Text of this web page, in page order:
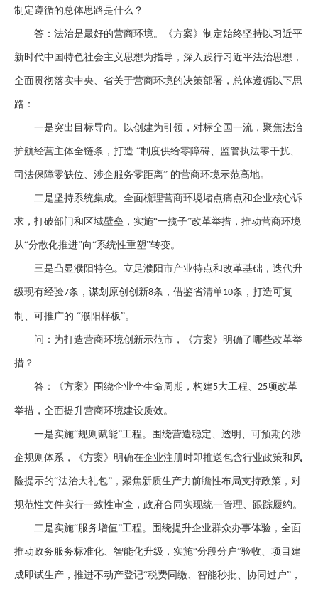
制定遵循的总体思路是什么？
答：法治是最好的营商环境。《方案》制定始终坚持以习近平
新时代中国特色社会主义思想为指导，深入践行习近平法治思想，
全面贯彻落实中央、省关于营商环境的决策部署，总体遵循以下思
路：
一是突出目标导向。以创建为引领，对标全国一流，聚焦法治
护航经营主体全链条，打造 “制度供给零障碍、监管执法零干扰、
司法保障零缺位、涉企服务零距离” 的营商环境示范高地。
二是坚持系统集成。全面梳理营商环境堵点痛点和企业核心诉
求，打破部门和区域壁垒，实施“一揽子”改革举措，推动营商环境
从“分散化推进”向“系统性重塑”转变。
三是凸显濮阳特色。立足濮阳市产业特点和改革基础，迭代升
级现有经验7条，谋划原创创新8条，借鉴省清单10条，打造可复
制、可推广的 “濮阳样板”。
问：为打造营商环境创新示范市，《方案》明确了哪些改革举
措？
答：《方案》围绕企业全生命周期，构建5大工程、 25项改革
举措，全面提升营商环境建设质效。
一是实施“规则赋能”工程。围绕营造稳定、透明、可预期的涉
企规则体系，《方案》明确在企业注册时即推送包含行业政策和风
险提示的“法治大礼包”，聚焦新质生产力前瞻性布局支持政策，对
规范性文件实行一致性审查，政府合同实现统一管理、跟踪履约。
二是实施“服务增值”工程。围绕提升企业群众办事体验，全面
推动政务服务标准化、智能化升级，实施“分段分户”验收、项目建
成即试生产，推进不动产登记“税费同缴、智能秒批、协同过户”，